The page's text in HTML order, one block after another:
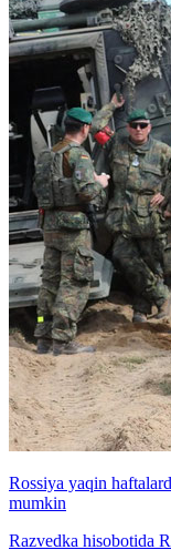
Rossiya yaqin
mumkin
Razvedka hisobotida